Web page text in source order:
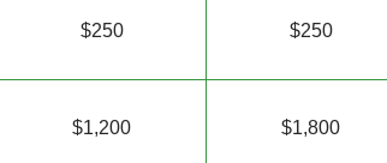
$250 $250
$1,200 $1,800